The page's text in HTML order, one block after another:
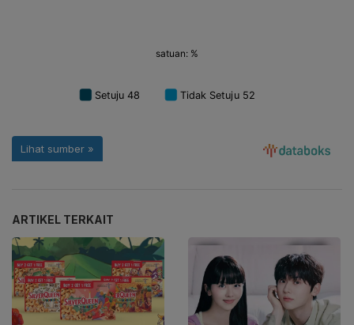
ARTIKEL TERKAIT